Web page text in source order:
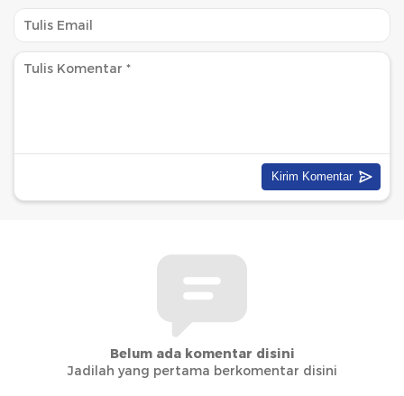
Belum ada komentar disini
Jadilah yang pertama berkomentar disini